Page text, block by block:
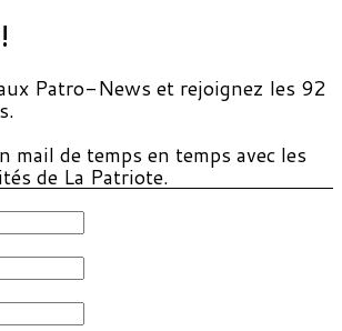
Patro-News et rejoignez les 92
mail de temps en temps avec les
de La Patriote.